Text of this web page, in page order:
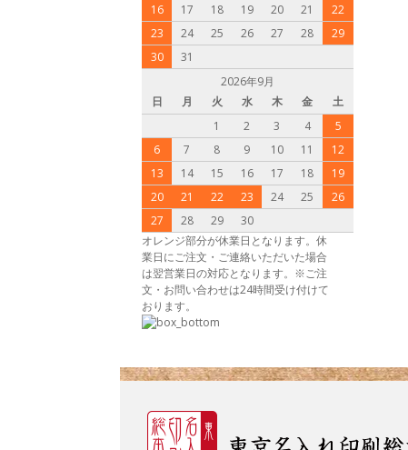
16
17 18 19 20 21
22
23
24 25 26 27 28
29
30
31
2026年9月
日
月 火 水 木 金
土
1
2 3 4
5
6
7 8 9 10 11
12
13
14 15 16 17 18
19
20
21 22 23 24 25
26
27
28 29
30
オレンジ部分が休業日となります。休
業日にご注文・ご連絡いただいた場合
は翌営業日の対応となります。※ご注
文・お問い合わせは24時間受け付けて
おります。